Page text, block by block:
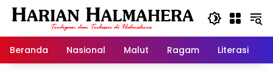
Langsung
Beranda
Nasional Malut Ragam Literasi